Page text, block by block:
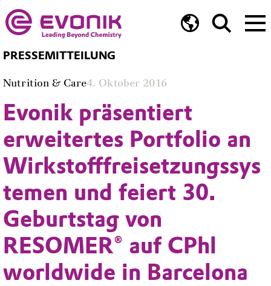
PRESSEMITTEILUNG
Nutrition & Care4. Oktober 2016
Evonik präsentiert
erweitertes Portfolio an
Wirkstofffreisetzungssys
temen und feiert 30.
Geburtstag von
RESOMER® auf CPhl
worldwide in Barcelona